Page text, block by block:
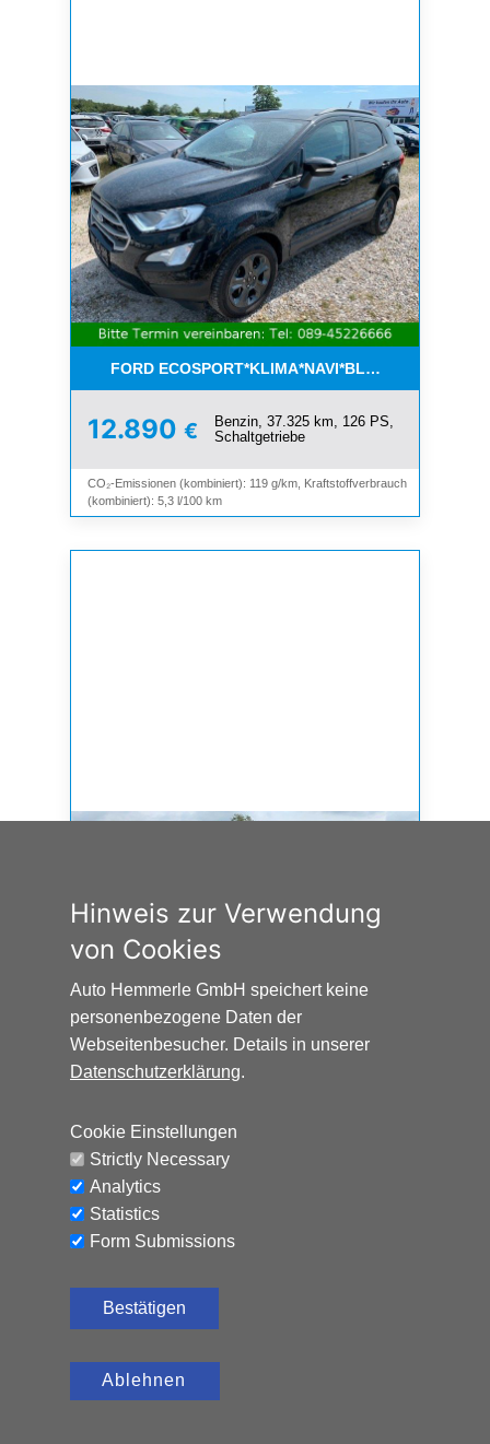
FORD
12.890 €
Benzin, 37.325 km, 126 PS,
Schaltgetriebe
CO₂-Emissionen (kombiniert): 119 g/km, Kraftstoffverbrauch
(kombiniert): 5,3 l/100 km
12.990€
Automatik
CO₂-Emissionen (kombiniert): 120 g/km, Kraftstoffverbrauch
Hinweis zur Verwendung
von Cookies
Auto Hemmerle GmbH speichert keine
personenbezogene Daten der
Webseitenbesucher. Details in unserer
Datenschutzerklärung.
Cookie Einstellungen
Strictly Necessary
Analytics
Statistics
Form Submissions
Bestätigen
Ablehnen